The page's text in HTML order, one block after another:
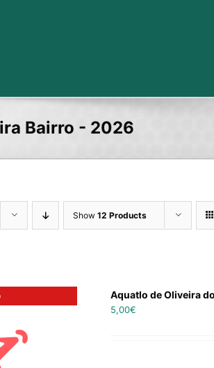
Bairro - 2026
Show 12 Products
Aquatlo de Oliveira
5,00€